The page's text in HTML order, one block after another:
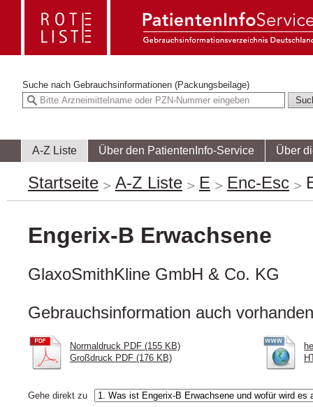
Suche nach Gebrauchsinformationen (Packungsbeilage)
A-Z Liste Über den PatientenInfo-Service Über
Startseite A-Z Liste E Enc-Esc
Engerix-B Erwachsene
GlaxoSmithKline GmbH & Co. KG
Gebrauchsinformation auch
Normaldruck PDF (155 KB)
Großdruck PDF (176 KB)
Gehe direkt zu